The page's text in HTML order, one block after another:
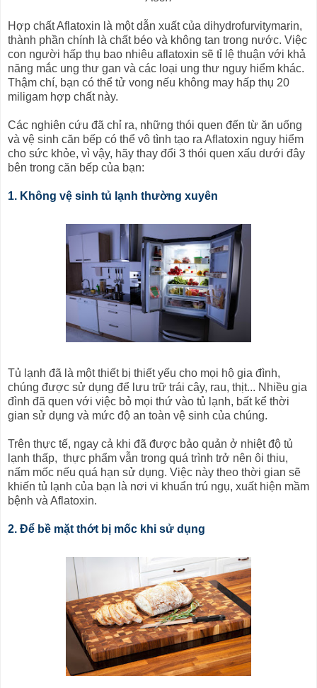
Hợp chất Aflatoxin là một dẫn xuất của dihydrofurvitymarin,
thành phần chính là chất béo và không tan trong nước. Việc
con người hấp thụ bao nhiêu aflatoxin sẽ tỉ lệ thuận với khả
năng mắc ung thư gan và các loại ung thư nguy hiểm khác.
Thậm chí, bạn có thể tử vong nếu không may hấp thụ 20
miligam hợp chất này.
Các nghiên cứu đã chỉ ra, những thói quen đến từ ăn uống
và vệ sinh căn bếp có thể vô tình tạo ra Aflatoxin nguy hiểm
cho sức khỏe, vì vậy, hãy thay đổi 3 thói quen xấu dưới đây
bên trong căn bếp của bạn:
1. Không vệ sinh tủ lạnh thường xuyên
Tủ lạnh đã là một thiết bị thiết yếu cho mọi hộ gia đình,
chúng được sử dụng để lưu trữ trái cây, rau, thịt... Nhiều gia
đình đã quen với việc bỏ mọi thứ vào tủ lạnh, bất kể thời
gian sử dụng và mức độ an toàn vệ sinh của chúng.
Trên thực tế, ngay cả khi đã được bảo quản ở nhiệt độ tủ
lạnh thấp, thực phẩm vẫn trong quá trình trở nên ôi thiu,
nấm mốc nếu quá hạn sử dụng. Việc này theo thời gian sẽ
khiến tủ lạnh của bạn là nơi vi khuẩn trú ngụ, xuất hiện mầm
bệnh và Aflatoxin.
2. Để bề mặt thớt bị mốc khi sử dụng